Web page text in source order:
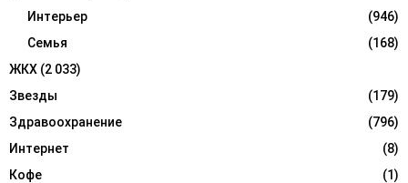
Интерьер
(946)
Семья
(168)
ЖКХ (2 033)
Звезды
(179)
Здравоохранение
(796)
Интернет
(8)
Кофе
(1)